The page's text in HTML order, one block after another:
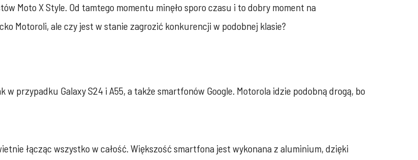
Moto X Style. Od tamtego momentu minęło sporo czasu i to dobry moment na
Motoroli, ale czy jest w stanie zagrozić konkurencji w podobnej klasie?
przypadku Galaxy S24 i A55, a także smartfonów Google. Motorola idzie podobną drogą, bo
łącząc wszystko w całość. Większość smartfona jest wykonana z aluminium, dzięki